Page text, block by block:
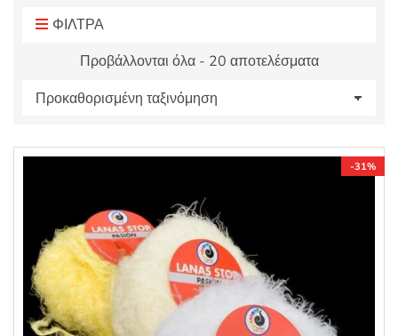
ΦΙΛΤΡΑ
Προβάλλονται όλα - 20 αποτελέσματα
-31%